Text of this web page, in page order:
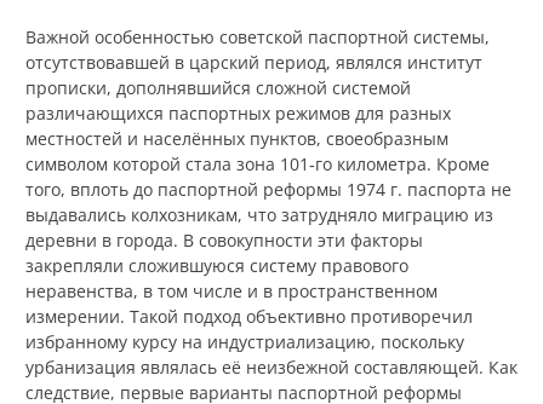
Важной особенностью советской паспортной системы,
отсутствовавшей в царский период, являлся институт
прописки, дополнявшийся сложной системой
различающихся паспортных режимов для разных
местностей и населённых пунктов, своеобразным
символом которой стала зона 101‑го километра. Кроме
того, вплоть до паспортной реформы 1974 г. паспорта не
выдавались колхозникам, что затрудняло миграцию из
деревни в города. В совокупности эти факторы
закрепляли сложившуюся систему правового
неравенства, в том числе и в пространственном
измерении. Такой подход объективно противоречил
избранному курсу на индустриализацию, поскольку
урбанизация являлась её неизбежной составляющей. Как
следствие, первые варианты паспортной реформы